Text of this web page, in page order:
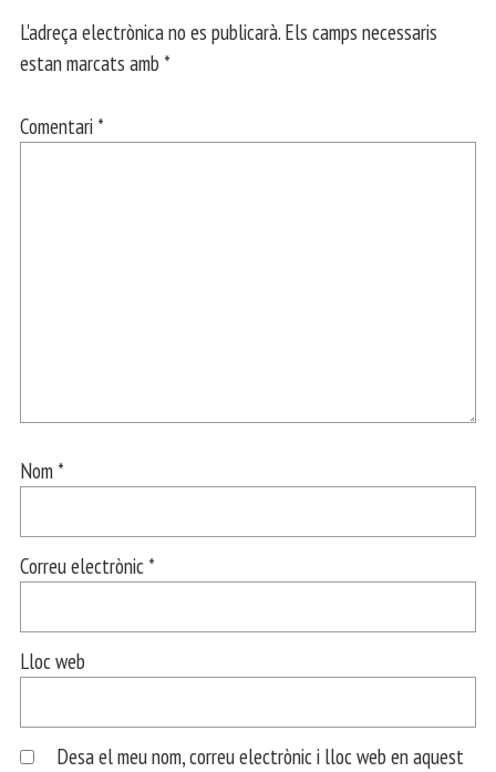
L'adreça electrònica no es publicarà. Els camps necessaris
estan marcats amb *
Comentari *
Nom *
Correu electrònic *
Lloc web
Desa el meu nom, correu electrònic i lloc web en aquest